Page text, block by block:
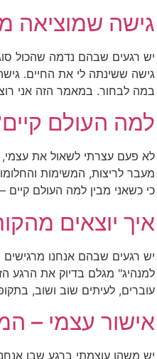
גישה שמוציאה
יש רגעים שבהם נדמה שהכול
גישה ששינתה לי את החיים.
במה לבחור. במאמר הזה אני
למה העולם
לא פעם עצרתי לשאול את עצמי,
מעבר לריצות, המשימות
כי כשאני מבין למה העולם קיים
איך יוצאים
יש רגעים שבהם אנחנו
למנהיג" מגלם בדיוק את הרגע
עוברים, לעיתים שוב ושוב,
אישור עצמי –
יש משהו עוצמתי ברגע שבו